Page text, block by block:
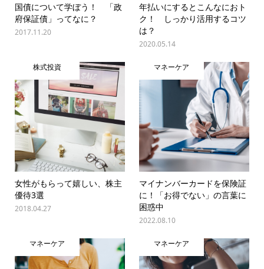
国債について学ぼう！ 「政
府保証債」ってなに？
2017.11.20
年払いにするとこんなにおト
ク！ しっかり活用するコツ
は？
2020.05.14
株式投資
女性がもらって嬉しい、株主
優待3選
2018.04.27
マネーケア
マイナンバーカードを保険証
に！「お得でない」の言葉に
困惑中
2022.08.10
マネーケア マネーケア